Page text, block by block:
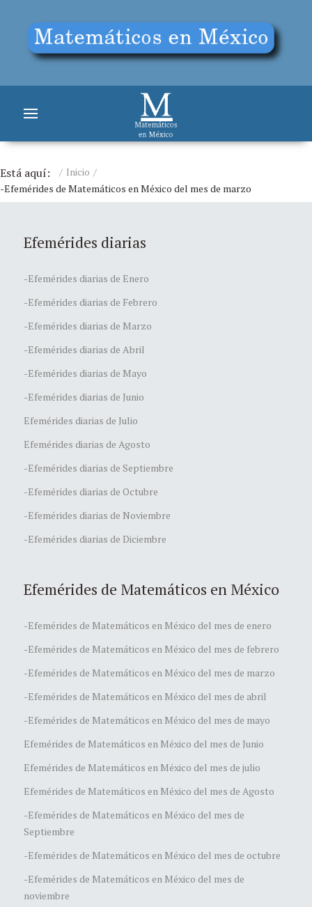
Está aquí:
Inicio
-Efemérides de Matemáticos en México del mes de marzo
Efemérides diarias
-Efemérides diarias de Enero
-Efemérides diarias de Febrero
-Efemérides diarias de Marzo
-Efemérides diarias de Abril
-Efemérides diarias de Mayo
-Efemérides diarias de Junio
Efemérides diarias de Julio
Efemérides diarias de Agosto
-Efemérides diarias de Septiembre
-Efemérides diarias de Octubre
-Efemérides diarias de Noviembre
-Efemérides diarias de Diciembre
Efemérides de Matemáticos en México
-Efemérides de Matemáticos en México del mes de enero
-Efemérides de Matemáticos en México del mes de febrero
-Efemérides de Matemáticos en México del mes de marzo
-Efemérides de Matemáticos en México del mes de abril
-Efemérides de Matemáticos en México del mes de mayo
Efemérides de Matemáticos en México del mes de Junio
Efemérides de Matemáticos en México del mes de julio
Efemérides de Matemáticos en México del mes de Agosto
-Efemérides de Matemáticos en México del mes de
Septiembre
-Efemérides de Matemáticos en México del mes de octubre
-Efemérides de Matemáticos en México del mes de
noviembre